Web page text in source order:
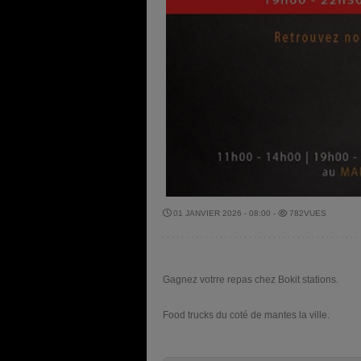
01 JANVIER 2026 - 08:00 - 782VUES
Gagnez votrre repas chez Bokit stations.
Food trucks du coté de mantes la ville.